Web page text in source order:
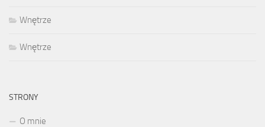
Wnętrze
Wnętrze
STRONY
O mnie